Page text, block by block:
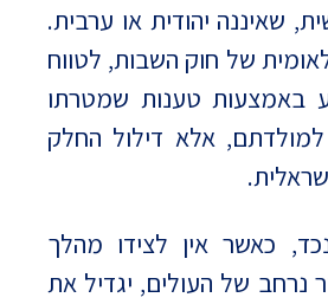
שאיננה יהודית או ערבית.
של חוק השבות, לטווח
באמצעות טענות שמטרתו
למולדתם, אלא דילול החלק
כאשר אין לצידו מהלך
נרחב של העולים, יגדיל את